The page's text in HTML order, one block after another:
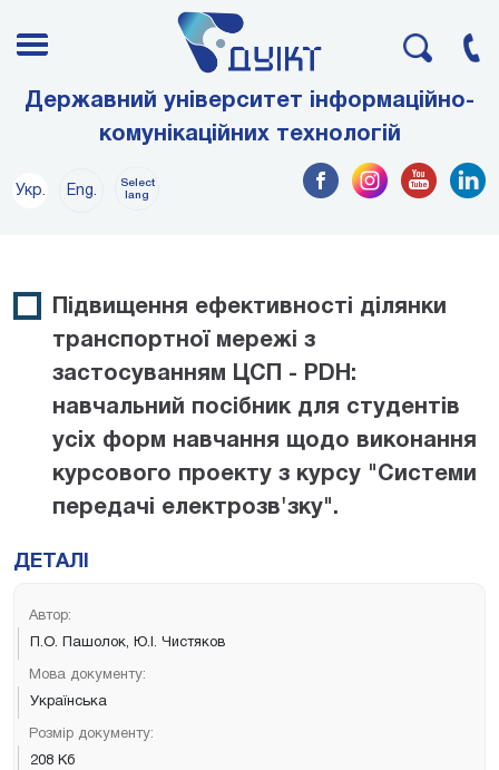
Державний університет інформаційно-
комунікаційних технологій
Укр. Eng.
Select
lang
Підвищення ефективності ділянки
транспортної мережі з
застосуванням ЦСП - PDH:
навчальний посібник для студентів
усіх форм навчання щодо виконання
курсового проекту з курсу "Системи
передачі електрозв'зку".
ДЕТАЛІ
Автор:
П.О. Пашолок, Ю.І. Чистяков
Мова документу:
Українська
Розмір документу:
208 Кб